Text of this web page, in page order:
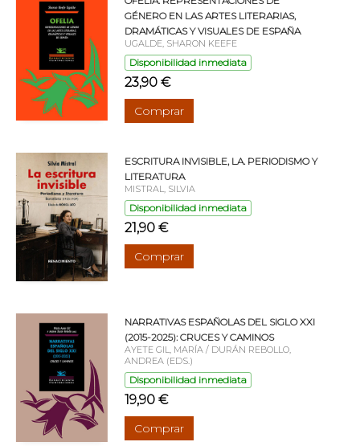
GÉNERO EN LAS ARTES LITERARIAS,
DRAMÁTICAS Y VISUALES DE ESPAÑA
UGALDE, SHARON KEEFE
Disponibilidad inmediata
23,90 €
Comprar
ESCRITURA INVISIBLE, LA. PERIODISMO Y
LITERATURA
MISTRAL, SILVIA
Disponibilidad inmediata
21,90 €
Comprar
NARRATIVAS ESPAÑOLAS DEL SIGLO XXI
(2015-2025): CRUCES Y CAMINOS
AYETE GIL, MARÍA / DURÁN REBOLLO,
ANDREA (EDS.)
Disponibilidad inmediata
19,90 €
Comprar